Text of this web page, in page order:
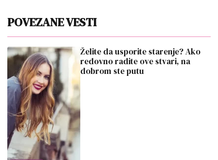
POVEZANE VESTI
Želite da usporite starenje? Ako
redovno radite ove stvari, na
dobrom ste putu